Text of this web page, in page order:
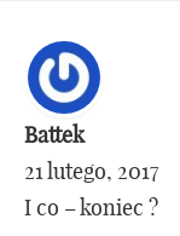
Battek
21 lutego, 2017
I co – koniec ?